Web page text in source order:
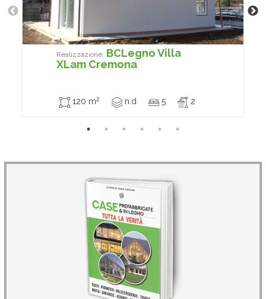
Realizzazione: BCLegno Villa
XLam Cremona
120 m2 n.d 5 2